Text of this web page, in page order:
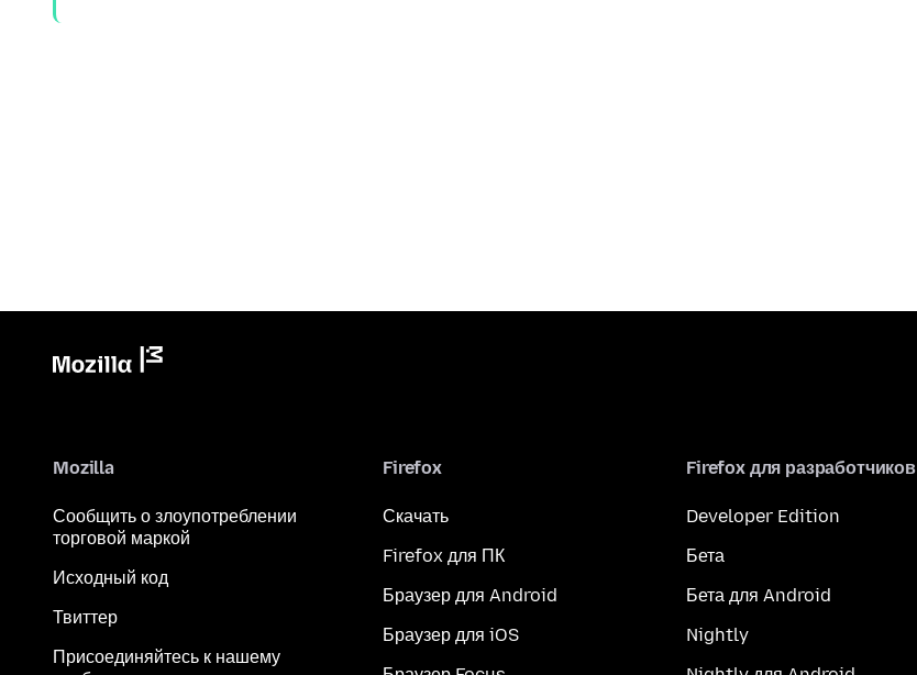
Mozilla
Сообщить о злоупотреблении
торговой маркой
Исходный код
Твиттер
Присоединяйтесь к нашему
Firefox
Скачать
Firefox для ПК
Браузер для Android
Браузер для iOS
Firefox для разработчиков
Developer Edition
Бета
Бета для Android
Nightly